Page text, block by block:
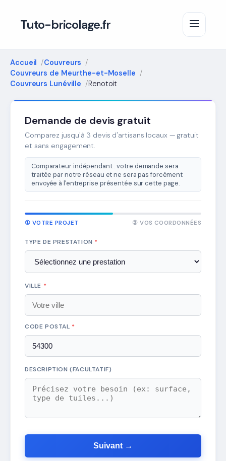
Tuto-bricolage.fr
Accueil
Couvreurs
Couvreurs de Meurthe-et-Moselle
Couvreurs Lunéville
Renotoit
Demande de devis gratuit
Comparez jusqu'à 3 devis d'artisans locaux — gratuit
et sans engagement.
Comparateur indépendant : votre demande sera
traitée par notre réseau et ne sera pas forcément
envoyée à l'entreprise présentée sur cette page.
① VOTRE PROJET ② VOS COORDONNÉES
TYPE DE PRESTATION *
VILLE *
CODE POSTAL *
DESCRIPTION (FACULTATIF)
Suivant →